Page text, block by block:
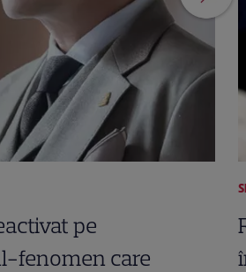
pe
fenomen care